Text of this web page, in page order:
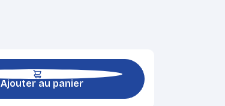
Ajouter au panier